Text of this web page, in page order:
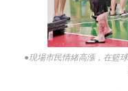
●現場市民情緒高漲，在籃